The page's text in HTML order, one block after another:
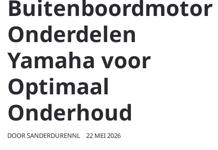
Buitenboordmotor
Onderdelen
Yamaha voor
Optimaal
Onderhoud
DOORSANDERDURENNL 22 MEI 2026